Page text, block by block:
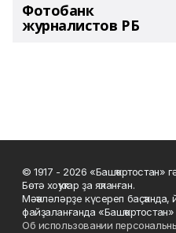
Фотобанк
журналистов РБ
© 1917 - 2026 «Башҡортостан»
Бөтә хоҡуҡтар ҙа яҡланған.
Мәҡәләләрҙе күсереп
файҙаланғанда
Об использовании